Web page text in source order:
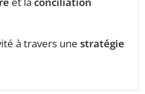
à travers une stratégie